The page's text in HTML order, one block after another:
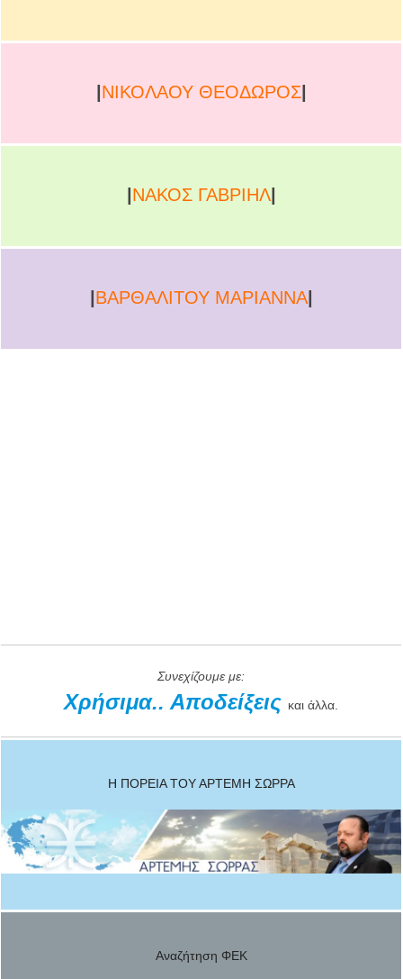
ΝΙΚΟΛΑΟΥ ΘΕΟΔΩΡΟΣ|
ΝΑΚΟΣ ΓΑΒΡΙΗΛ|
ΒΑΡΘΑΛΙΤΟΥ ΜΑΡΙΑΝΝΑ|
Συνεχίζουμε με:
Χρήσιμα.. Αποδείξεις και άλλα.
Η ΠΟΡΕΙΑ ΤΟΥ ΑΡΤΕΜΗ ΣΩΡΡΑ
Αναζήτηση ΦΕΚ